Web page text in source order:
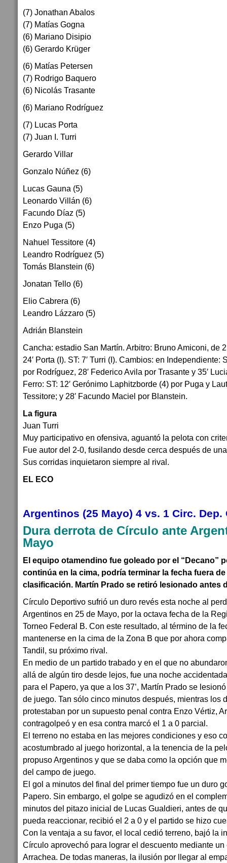
(7) Jonathan Abalos
(7) Matías Gogna
(6) Mariano Disipio
(6) Gerardo Krüger
(6) Matías Petersen
(7) Rodrigo Baquero
(6) Nicolás Trasante
(6) Mariano Rodríguez
(7) Lucas Porta
(7) Juan I. Turri
Gerardo Villar
Gonzalo Núñez (6)
Lucas Gauna (5)
Leonardo Villán (6)
Facundo Díaz (5)
Enzo Puga (5)
Nahuel Tessitore (4)
Leandro Rodríguez (5)
Tomás Blanstein (6)
Jonatan Tello (6)
Elio Cabrera (6)
Leandro Lázzaro (5)
Adrián Blanstein
Cancha: estadio San Martín. Arbitro: Bruno Amiconi, de
24′ Porta (I). ST: 7′ Turri (I). Cambios: en Independiente:
por Rodríguez, 28′ Federico Avila por Trasante y 35′
Ferro: ST: 12′ Gerónimo Laphitzborde (4) por Puga y
Tessitore; y 28′ Facundo Maciel por Blanstein.
La figura
Juan Turri
Muy participativo en ofensiva, aguantó la pelota con
Fue autor del 2-0, fusilando desde cerca después de
Sus corridas inquietaron siempre al rival.
EL ECO
Argentinos (25 Mayo) 4 vs. 1 Circ. Dep.
Dura derrota de Círculo ante
Mayo
El equipo otamendino fue goleado por el “Decano”
continúa en la cima, podría terminar la fecha fuera
clasificación. Martín Prado se retiró lesionado antes
Círculo Deportivo sufrió un duro revés esta noche al
Argentinos en 25 de Mayo, por la octava fecha de la
Torneo Federal B. Con este resultado, al término de la
mantenerse en la cima de la Zona B que por ahora
Tandil, su próximo rival.
En medio de un partido trabado y en el que no
allá de algún tiro desde lejos, fue una noche
para el Papero, ya que a los 37’, Martín Prado se
de juego. Tan sólo cinco minutos después, mientras los
protestaban por un supuesto penal contra Enzo Vértiz,
contragolpeó y en esa contra marcó el 1 a 0 parcial.
El terreno no estaba en las mejores condiciones y eso
acostumbrado al juego horizontal, a la tenencia de la
propuso Argentinos y que se daba como la opción que
del campo de juego.
El gol a minutos del final del primer tiempo fue un duro
Papero. Sin embargo, el golpe se agudizó en el
minutos del pitazo inicial de Lucas Gualdieri, antes de
pueda reaccionar, recibió el 2 a 0 y el partido se hizo
Con la ventaja a su favor, el local cedió terreno, bajó la
Círculo aprovechó para lograr el descuento mediante
Arrachea. De todas maneras, la ilusión por llegar al